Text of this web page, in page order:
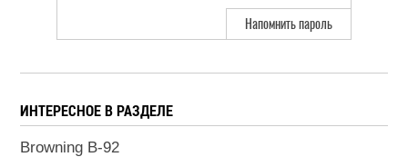
Напомнить пароль
ИНТЕРЕСНОЕ В РАЗДЕЛЕ
Browning B-92